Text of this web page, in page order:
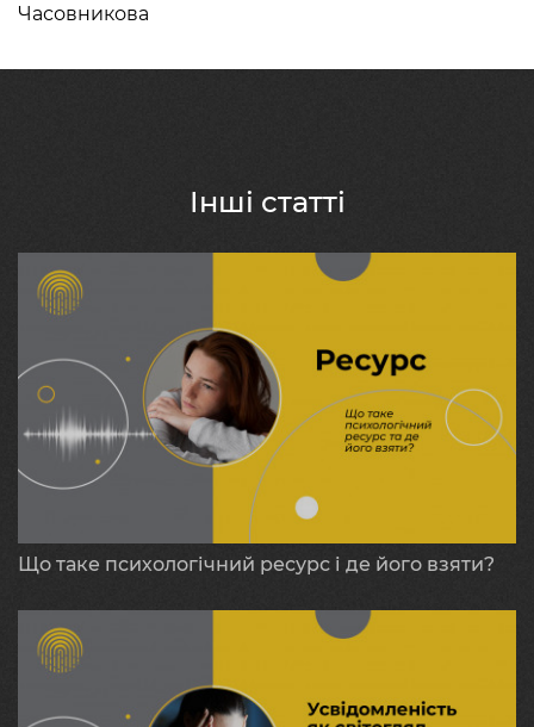
Часовникова
Інші статті
Що таке психологічний ресурс і де його взяти?